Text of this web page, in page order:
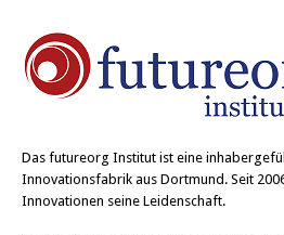
Das futureorg Institut ist eine
Innovationsfabrik aus Dortmund. Seit
Innovationen seine Leidenschaft.